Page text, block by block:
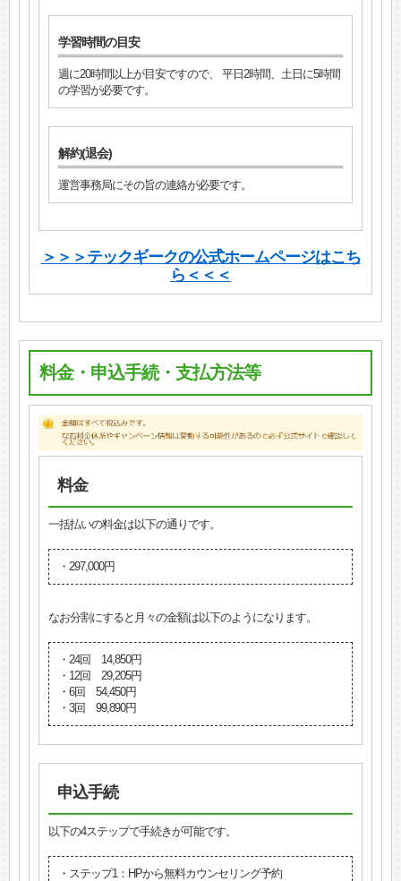
学習時間の目安
週に20時間以上が目安ですので、 平日2時間、土日に5時間
の学習が必要です。
解約(退会)
運営事務局にその旨の連絡が必要です。
＞＞＞テックギークの公式ホームページはこち
ら＜＜＜
料金・申込手続・支払方法等
料金
一括払いの料金は以下の通りです。
・297,000円
なお分割にすると月々の金額は以下のようになります。
・24回 14,850円
・12回 29,205円
・6回 54,450円
・3回 99,890円
申込手続
以下の4ステップで手続きが可能です。
・ステップ1：HPから無料カウンセリング予約